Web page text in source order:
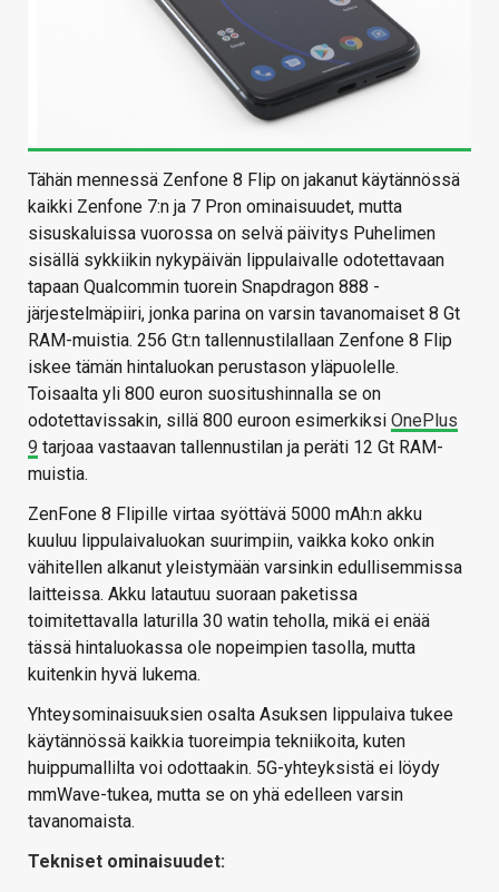
Tähän mennessä Zenfone 8 Flip on jakanut käytännössä
kaikki Zenfone 7:n ja 7 Pron ominaisuudet, mutta
sisuskaluissa vuorossa on selvä päivitys Puhelimen
sisällä sykkiikin nykypäivän lippulaivalle odotettavaan
tapaan Qualcommin tuorein Snapdragon 888 -
järjestelmäpiiri, jonka parina on varsin tavanomaiset 8 Gt
RAM-muistia. 256 Gt:n tallennustilallaan Zenfone 8 Flip
iskee tämän hintaluokan perustason yläpuolelle.
Toisaalta yli 800 euron suositushinnalla se on
odotettavissakin, sillä 800 euroon esimerkiksi OnePlus
9 tarjoaa vastaavan tallennustilan ja peräti 12 Gt RAM-
muistia.
ZenFone 8 Flipille virtaa syöttävä 5000 mAh:n akku
kuuluu lippulaivaluokan suurimpiin, vaikka koko onkin
vähitellen alkanut yleistymään varsinkin edullisemmissa
laitteissa. Akku latautuu suoraan paketissa
toimitettavalla laturilla 30 watin teholla, mikä ei enää
tässä hintaluokassa ole nopeimpien tasolla, mutta
kuitenkin hyvä lukema.
Yhteysominaisuuksien osalta Asuksen lippulaiva tukee
käytännössä kaikkia tuoreimpia tekniikoita, kuten
huippumallilta voi odottaakin. 5G-yhteyksistä ei löydy
mmWave-tukea, mutta se on yhä edelleen varsin
tavanomaista.
Tekniset ominaisuudet: